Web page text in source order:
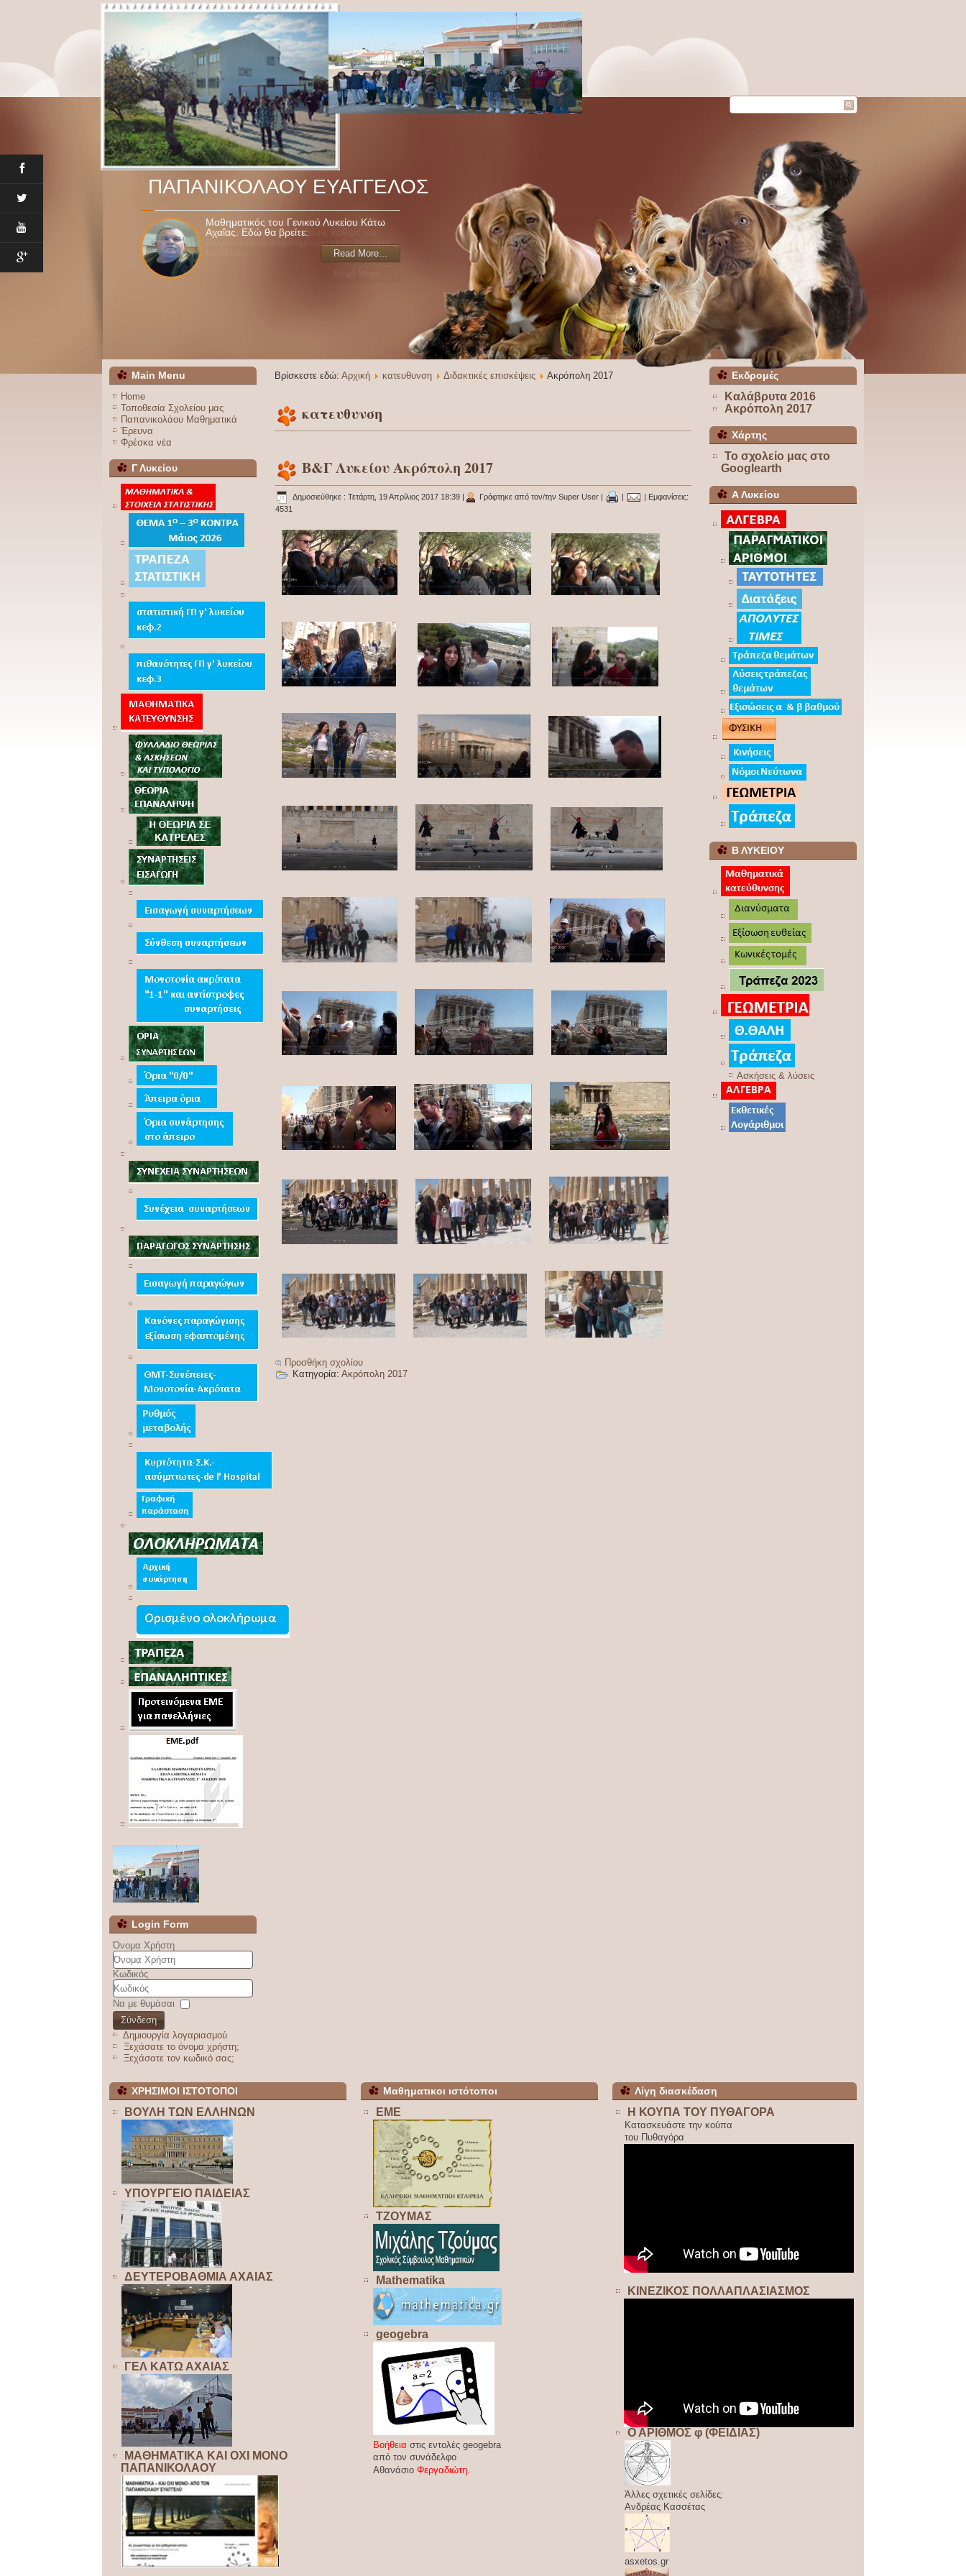
ΠΑΠΑΝΙΚΟΛΑΟΥ ΕΥΑΓΓΕΛΟΣ
Μαθηματικός του Γενικού Λυκείου Κάτω
Αχαΐας. Εδώ θα βρείτε:
Read More...
Main Menu
Home
Τοποθεσία Σχολείου μας
Παπανικολάου Μαθηματικά
Έρευνα
Φρέσκα νέα
Γ Λυκείου
Login Form
Όνομα Χρήστη
Κωδικός
Να με θυμάσαι
Σύνδεση
Δημιουργία λογαριασμού
Ξεχάσατε το όνομα χρήστη;
Ξεχάσατε τον κωδικό σας;
Βρίσκεστε εδώ: Αρχική κατευθυνση Διδακτικές επισκέψεις Ακρόπολη 2017
κατευθυνση
B&Γ Λυκείου Ακρόπολη 2017
Δημοσιεύθηκε : Τετάρτη, 19 Απρίλιος 2017 18:39 | Γράφτηκε από τον/την Super User | |
| Εμφανίσεις:
4531
Προσθήκη σχολίου
Κατηγορία: Ακρόπολη 2017
Εκδρομές
Καλάβρυτα 2016
Ακρόπολη 2017
Χάρτης
Το σχολείο μας στο
Googlearth
Α Λυκείου
Β ΛΥΚΕΙΟΥ
Ασκήσεις & λύσεις
ΧΡΗΣΙΜΟΙ ΙΣΤΟΤΟΠΟΙ
ΒΟΥΛΗ ΤΩΝ ΕΛΛΗΝΩΝ
ΥΠΟΥΡΓΕΙΟ ΠΑΙΔΕΙΑΣ
ΔΕΥΤΕΡΟΒΑΘΜΙΑ ΑΧΑΙΑΣ
ΓΕΛ ΚΑΤΩ ΑΧΑΙΑΣ
ΜΑΘΗΜΑΤΙΚΑ ΚΑΙ ΟΧΙ ΜΟΝΟ
ΠΑΠΑΝΙΚΟΛΑΟΥ
Μαθηματικοι ιστότοποι
ΕΜΕ
ΤΖΟΥΜΑΣ
Mathematika
geogebra
Βοήθεια στις εντολές geogebra
από τον συνάδελφο
Αθανάσιο Φεργαδιώτη.
Λίγη διασκέδαση
Η ΚΟΥΠΑ ΤΟΥ ΠΥΘΑΓΟΡΑ
Κατασκευάστε την κούπα
του Πυθαγόρα
ΚΙΝΕΖΙΚΟΣ ΠΟΛΛΑΠΛΑΣΙΑΣΜΟΣ
Ο ΑΡΙΘΜΟΣ φ (ΦΕΙΔΙΑΣ)
Άλλες σχετικές σελίδες:
Ανδρέας Κασσέτας
asxetos.gr